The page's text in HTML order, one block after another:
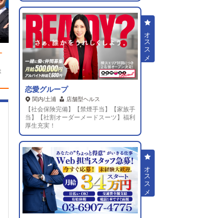
グランドオペラ東京
渋谷
高級デリヘル
【急募】事業拡大決定につき新店幹部大募集!!
恋愛グループ
関内/土浦 店舗型ヘルス
【社会保険完備】【禁煙手当】【家族手
当】【社割オーダーメードスーツ】福利
厚生充実！